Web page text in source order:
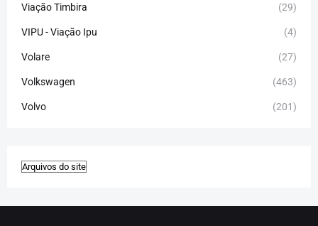
Viação Timbira (29)
VIPU - Viação Ipu (4)
Volare (27)
Volkswagen (463)
Volvo (201)